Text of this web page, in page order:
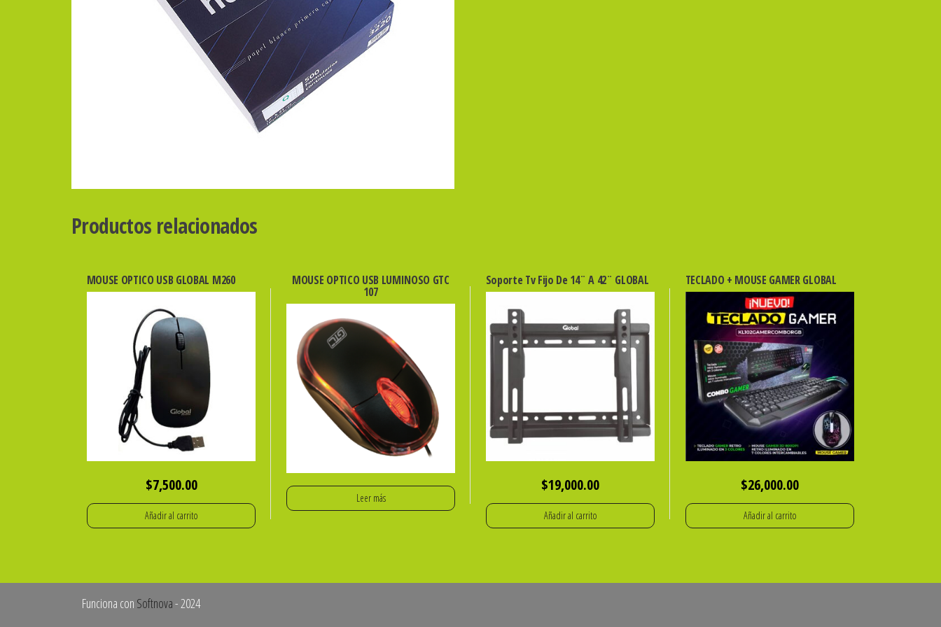
Productos relacionados
MOUSE OPTICO USB GLOBAL M260
$7,500.00
Añadir al carrito
MOUSE OPTICO USB LUMINOSO GTC
107
Leer más
Soporte Tv Fijo De 14¨ A 42¨ GLOBAL
$19,000.00
Añadir al carrito
TECLADO + MOUSE GAMER GLOBAL
$26,000.00
Añadir al carrito
Funciona con Softnova- 2024